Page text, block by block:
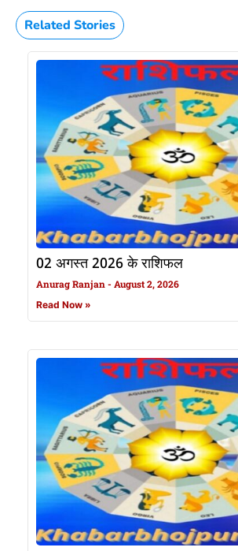
Related Stories
02 अगस्त 2026 के राशिफल
Anurag Ranjan August 2, 2026
Read Now »